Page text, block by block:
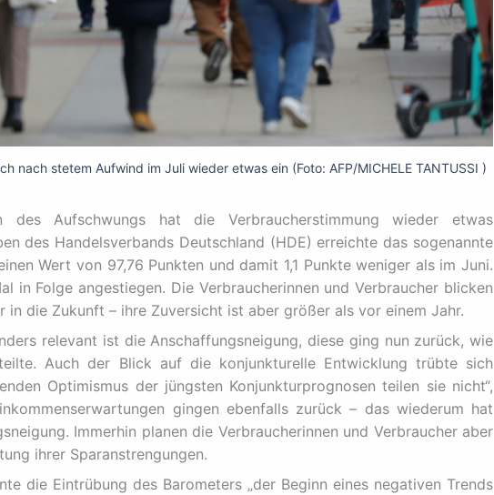
nach stetem Aufwind im Juli wieder etwas ein (Foto: AFP/MICHELE TANTUSSI )
des Aufschwungs hat die Verbraucherstimmung wieder etwas
des Handelsverbands Deutschland (HDE) erreichte das sogenannte
Wert von 97,76 Punkten und damit 1,1 Punkte weniger als im Juni.
in Folge angestiegen. Die Verbraucherinnen und Verbraucher blicken
in die Zukunft – ihre Zuversicht ist aber größer als vor einem Jahr.
relevant ist die Anschaffungsneigung, diese ging nun zurück, wie
Auch der Blick auf die konjunkturelle Entwicklung trübte sich
Optimismus der jüngsten Konjunkturprognosen teilen sie nicht“,
gingen ebenfalls zurück – das wiederum hat
Immerhin planen die Verbraucherinnen und Verbraucher aber
ihrer Sparanstrengungen.
die Eintrübung des Barometers „der Beginn eines negativen Trends